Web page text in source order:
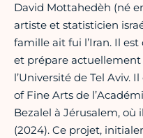
David Mottahedèh (né
artiste et statisticien
famille ait fui l’Iran. Il
et prépare
l’Université de Tel Aviv.
of Fine Arts de
Bezalel à Jérusalem, où
(2024). Ce projet,